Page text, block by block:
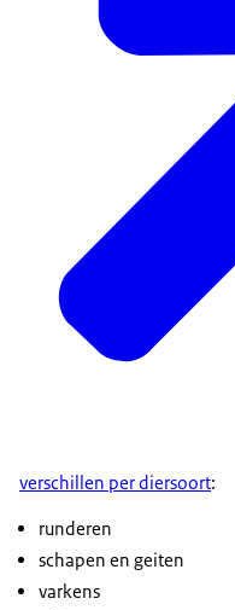
verschillen per diersoort:
runderen
schapen en geiten
varkens